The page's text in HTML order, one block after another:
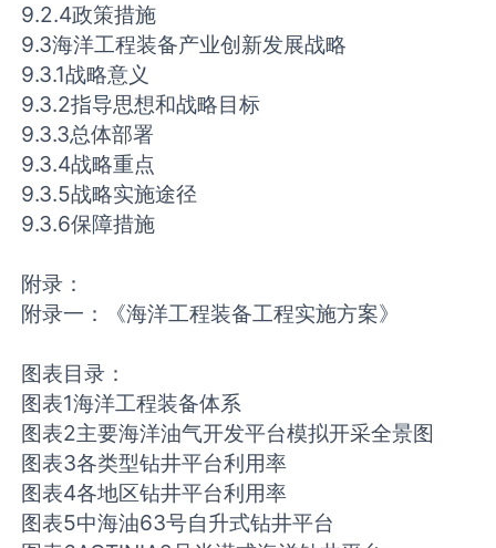
9.2.4政策措施
9.3海洋工程装备产业创新发展战略
9.3.1战略意义
9.3.2指导思想和战略目标
9.3.3总体部署
9.3.4战略重点
9.3.5战略实施途径
9.3.6保障措施
附录：
附录一：《海洋工程装备工程实施方案》
图表目录：
图表1海洋工程装备体系
图表2主要海洋油气开发平台模拟开采全景图
图表3各类型钻井平台利用率
图表4各地区钻井平台利用率
图表5中海油63号自升式钻井平台